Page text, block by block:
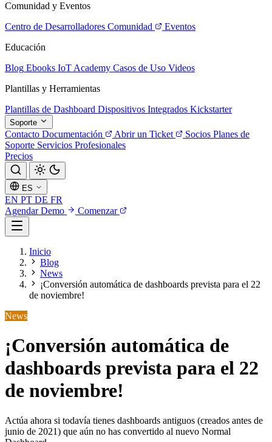
Comunidad y Eventos
Centro de Desarrolladores Comunidad
Eventos
Educación
Blog Ebooks IoT Academy Casos de Uso Videos
Plantillas y Herramientas
Plantillas de Dashboard Dispositivos Integrados Kickstarter
Soporte
Contacto Documentación Abrir un Ticket Socios Planes de
Soporte Servicios Profesionales
Precios
ES
EN PT DE FR
Agendar Demo
Comenzar
Inicio
Blog
News
¡Conversión automática de dashboards prevista para el 22
de noviembre!
News
¡Conversión automática de
dashboards prevista para el 22
de noviembre!
Actúa ahora si todavía tienes dashboards antiguos (creados antes de
junio de 2021) que aún no has convertido al nuevo Normal